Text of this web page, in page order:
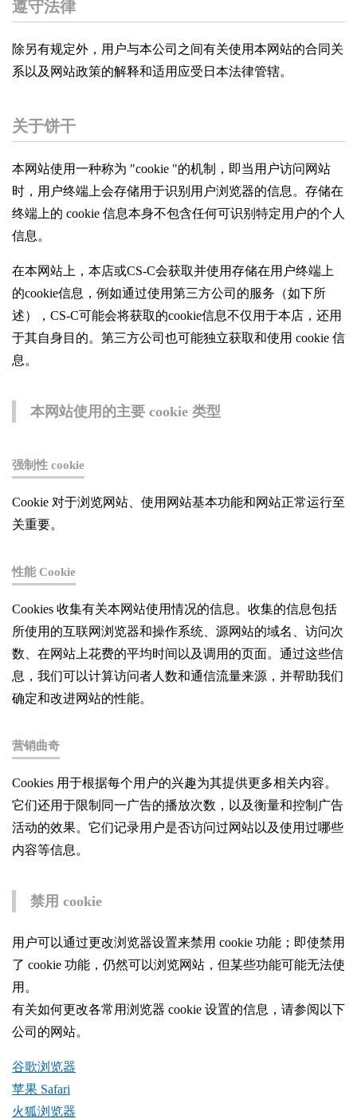
遵守法律
除另有规定外，用户与本公司之间有关使用本网站的合同关
系以及网站政策的解释和适用应受日本法律管辖。
关于饼干
本网站使用一种称为 "cookie "的机制，即当用户访问网站
时，用户终端上会存储用于识别用户浏览器的信息。存储在
终端上的 cookie 信息本身不包含任何可识别特定用户的个人
信息。
在本网站上，本店或CS-C会获取并使用存储在用户终端上
的cookie信息，例如通过使用第三方公司的服务（如下所
述），CS-C可能会将获取的cookie信息不仅用于本店，还用
于其自身目的。第三方公司也可能独立获取和使用 cookie 信
息。
本网站使用的主要 cookie 类型
强制性 cookie
Cookie 对于浏览网站、使用网站基本功能和网站正常运行至
关重要。
性能 Cookie
Cookies 收集有关本网站使用情况的信息。收集的信息包括
所使用的互联网浏览器和操作系统、源网站的域名、访问次
数、在网站上花费的平均时间以及调用的页面。通过这些信
息，我们可以计算访问者人数和通信流量来源，并帮助我们
确定和改进网站的性能。
营销曲奇
Cookies 用于根据每个用户的兴趣为其提供更多相关内容。
它们还用于限制同一广告的播放次数，以及衡量和控制广告
活动的效果。它们记录用户是否访问过网站以及使用过哪些
内容等信息。
禁用 cookie
用户可以通过更改浏览器设置来禁用 cookie 功能；即使禁用
了 cookie 功能，仍然可以浏览网站，但某些功能可能无法使
用。
有关如何更改各常用浏览器 cookie 设置的信息，请参阅以下
公司的网站。
谷歌浏览器
苹果 Safari
火狐浏览器